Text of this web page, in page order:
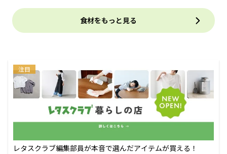
食材をもっと見る
注目
レタスクラブ編集部員が本音で選んだアイテムが買える！